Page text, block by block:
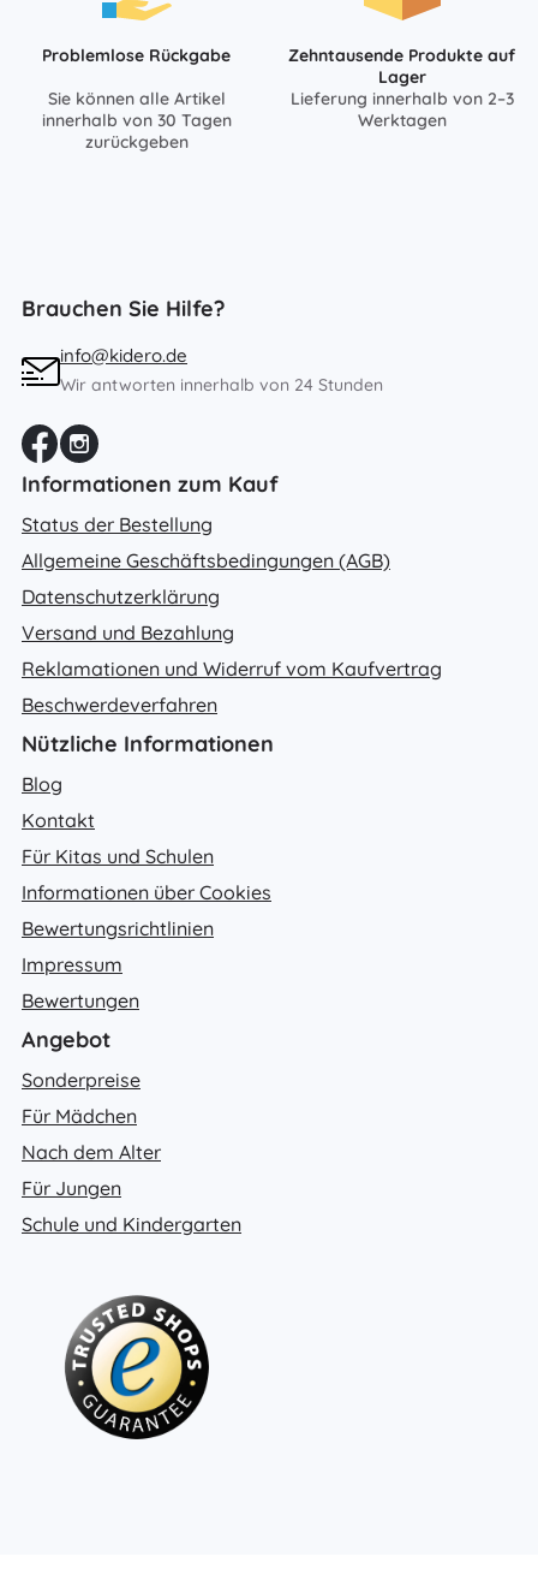
Problemlose Rückgabe
Sie können alle Artikel
innerhalb von 30 Tagen
zurückgeben
Zehntausende Produkte auf
Lager
Lieferung innerhalb von 2–3
Werktagen
Brauchen Sie Hilfe?
info@kidero.de
Wir antworten innerhalb von 24 Stunden
Informationen zum Kauf
Status der Bestellung
Allgemeine Geschäftsbedingungen (AGB)
Datenschutzerklärung
Versand und Bezahlung
Reklamationen und Widerruf vom Kaufvertrag
Beschwerdeverfahren
Nützliche Informationen
Blog
Kontakt
Für Kitas und Schulen
Informationen über Cookies
Bewertungsrichtlinien
Impressum
Bewertungen
Angebot
Sonderpreise
Für Mädchen
Nach dem Alter
Für Jungen
Schule und Kindergarten